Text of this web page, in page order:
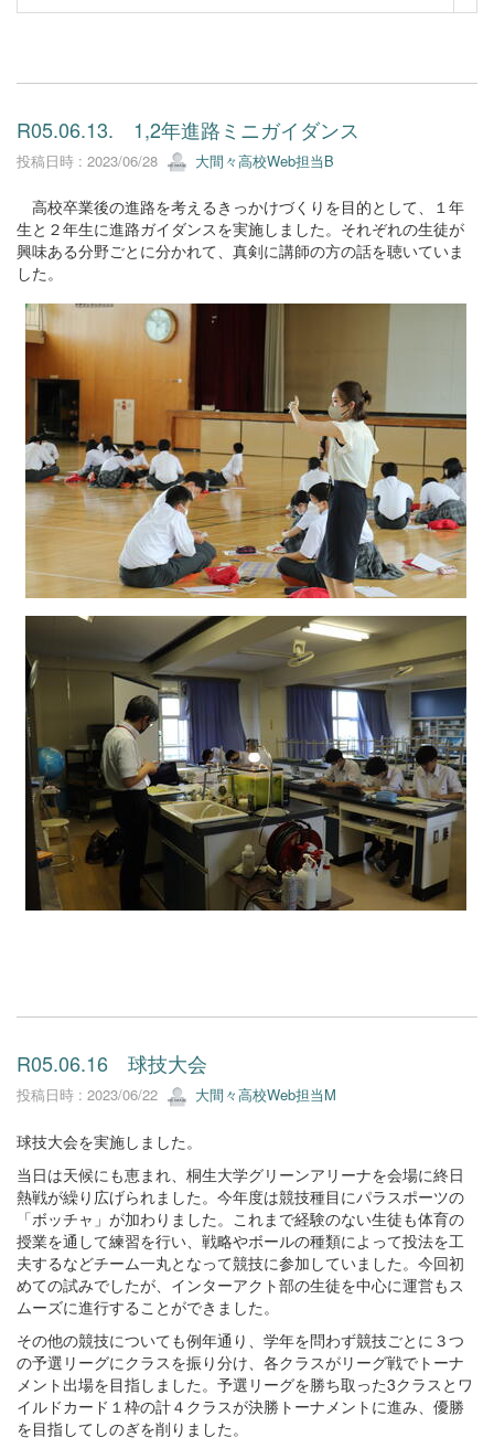
R05.06.13. 1,2年進路ミニガイダンス
投稿日時 : 2023/06/28 大間々高校Web担当B
高校卒業後の進路を考えるきっかけづくりを目的として、１年
生と２年生に進路ガイダンスを実施しました。それぞれの生徒が
興味ある分野ごとに分かれて、真剣に講師の方の話を聴いていま
した。
R05.06.16 球技大会
投稿日時 : 2023/06/22 大間々高校Web担当M
球技大会を実施しました。
当日は天候にも恵まれ、桐生大学グリーンアリーナを会場に終日
熱戦が繰り広げられました。今年度は競技種目にパラスポーツの
「ボッチャ」が加わりました。これまで経験のない生徒も体育の
授業を通して練習を行い、戦略やボールの種類によって投法を工
夫するなどチーム一丸となって競技に参加していました。今回初
めての試みでしたが、インターアクト部の生徒を中心に運営もス
ムーズに進行することができました。
その他の競技についても例年通り、学年を問わず競技ごとに３つ
の予選リーグにクラスを振り分け、各クラスがリーグ戦でトーナ
メント出場を目指しました。予選リーグを勝ち取った3クラスとワ
イルドカード１枠の計４クラスが決勝トーナメントに進み、優勝
を目指してしのぎを削りました。